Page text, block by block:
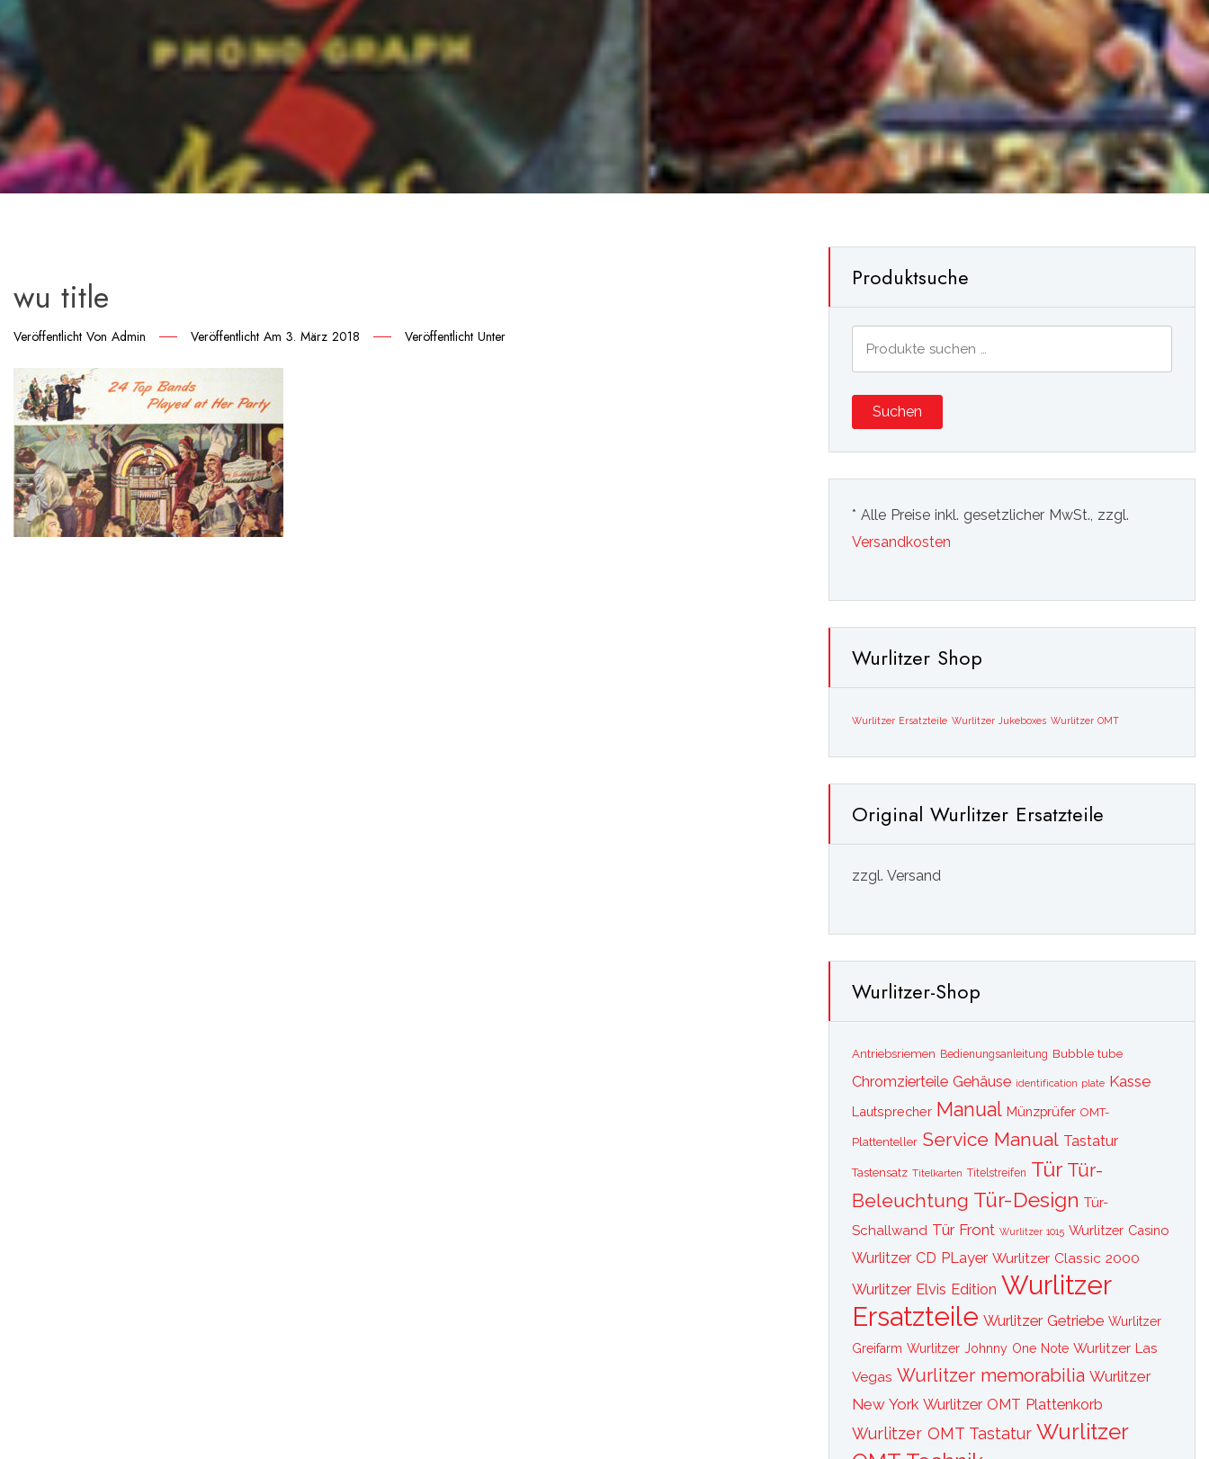
wu title
Veröffentlicht Von Admin Veröffentlicht Am 3. März 2018 Veröffentlicht Unter
Produktsuche
Suchen
* Alle Preise inkl. gesetzlicher MwSt., zzgl.
Versandkosten
Wurlitzer Shop
Wurlitzer Ersatzteile Wurlitzer Jukeboxes Wurlitzer OMT
Original Wurlitzer Ersatzteile
zzgl. Versand
Wurlitzer-Shop
Antriebsriemen Bedienungsanleitung Bubble tube
Chromzierteile Gehäuse identification plate Kasse
Lautsprecher Manual Münzprüfer OMT-
Plattenteller Service Manual Tastatur
Tastensatz Titelkarten Titelstreifen Tür Tür-
Beleuchtung Tür-Design Tür-
Schallwand Tür Front Wurlitzer 1015 Wurlitzer Casino
Wurlitzer CD PLayer Wurlitzer Classic 2000
Wurlitzer Elvis Edition Wurlitzer
Ersatzteile Wurlitzer Getriebe Wurlitzer
Greifarm Wurlitzer Johnny One Note Wurlitzer Las
Vegas Wurlitzer memorabilia Wurlitzer
New York Wurlitzer OMT Plattenkorb
Wurlitzer OMT Tastatur Wurlitzer